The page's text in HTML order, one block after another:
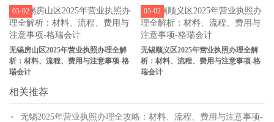
无锡房山区2025年营业执照办理全解
析：材料、流程、费用与注意事项-格
瑞会计
05-02
无锡顺义区2025年营业执照办理全解
析：材料、流程、费用与注意事项-格
瑞会计
05-02
相关推荐
无锡2025年营业执照办理全攻略：材料、流程、费用与注意事项-